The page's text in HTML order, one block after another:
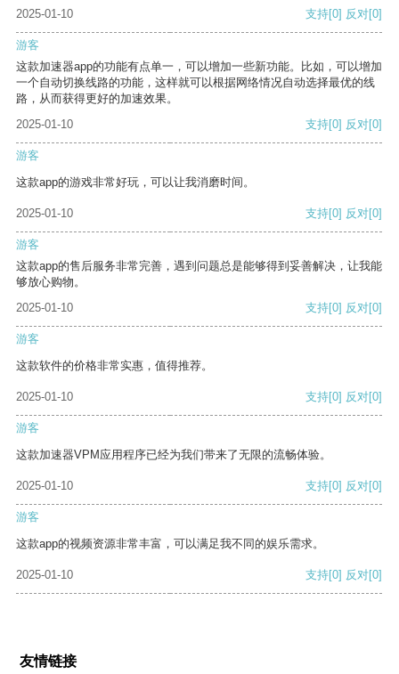
2025-01-10
支持[0] 反对[0]
游客
这款加速器app的功能有点单一，可以增加一些新功能。比如，可以增加
一个自动切换线路的功能，这样就可以根据网络情况自动选择最优的线
路，从而获得更好的加速效果。
2025-01-10
支持[0] 反对[0]
游客
这款app的游戏非常好玩，可以让我消磨时间。
2025-01-10 支持[0] 反对[0]
游客
这款app的售后服务非常完善，遇到问题总是能够得到妥善解决，让我能
够放心购物。
2025-01-10
支持[0] 反对[0]
游客
这款软件的价格非常实惠，值得推荐。
2025-01-10 支持[0] 反对[0]
游客
这款加速器VPM应用程序已经为我们带来了无限的流畅体验。
2025-01-10 支持[0] 反对[0]
游客
这款app的视频资源非常丰富，可以满足我不同的娱乐需求。
2025-01-10 支持[0] 反对[0]
友情链接